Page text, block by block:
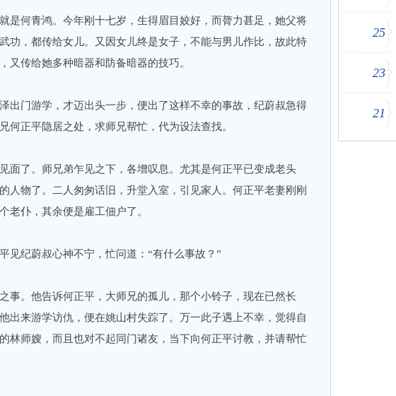
何青鸿。今年刚十七岁，生得眉目姣好，而膂力甚足，她父将
功，都传给女儿。又因女儿终是女子，不能与男儿作比，故此特
又传给她多种暗器和防备暗器的技巧。
门游学，才迈出头一步，便出了这样不幸的事故，纪蔚叔急得
何正平隐居之处，求师兄帮忙，代为设法查找。
了。师兄弟乍见之下，各增叹息。尤其是何正平已变成老头
人物了。二人匆匆话旧，升堂入室，引见家人。何正平老妻刚刚
老仆，其余便是雇工佃户了。
纪蔚叔心神不宁，忙问道：“有什么事故？”
。他告诉何正平，大师兄的孤儿，那个小铃子，现在已然长
出来游学访仇，便在姚山村失踪了。万一此子遇上不幸，觉得自
林师嫂，而且也对不起同门诸友，当下向何正平讨教，并请帮忙
25
23
21